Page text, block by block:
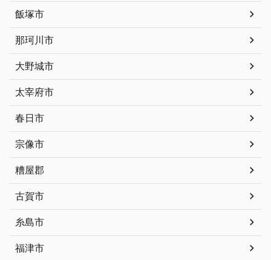
飯塚市
那珂川市
大野城市
太宰府市
春日市
宗像市
糟屋郡
古賀市
糸島市
福津市